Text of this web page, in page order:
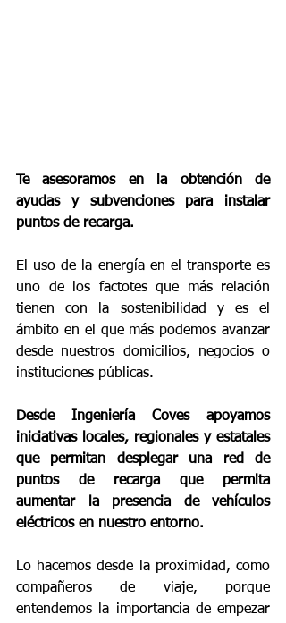
Te asesoramos en la obtención de
ayudas y subvenciones para instalar
puntos de recarga.
El uso de la energía en el transporte es
uno de los factotes que más relación
tienen con la sostenibilidad y es el
ámbito en el que más podemos avanzar
desde nuestros domicilios, negocios o
instituciones públicas.
Desde Ingeniería Coves apoyamos
iniciativas locales, regionales y estatales
que permitan desplegar una red de
puntos de recarga que permita
aumentar la presencia de vehículos
eléctricos en nuestro entorno.
Lo hacemos desde la proximidad, como
compañeros de viaje, porque
entendemos la importancia de empezar